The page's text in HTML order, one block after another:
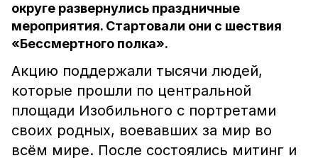
округе развернулись праздничные
мероприятия. Стартовали они с шествия
«Бессмертного полка».
Акцию поддержали тысячи людей,
которые прошли по центральной
площади Изобильного с портретами
своих родных, воевавших за мир во
всём мире. После состоялись митинг и